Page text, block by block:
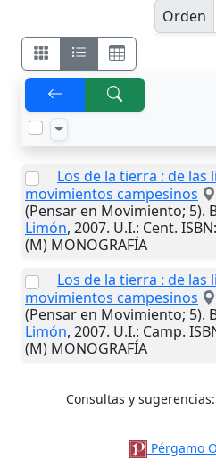
Orden
Los de la tierra : de las
movimientos campesinos
(Pensar en Movimiento; 5).
Limón, 2007. U.I.: Cent.
(M) MONOGRAFÍA
Los de la tierra : de las
movimientos campesinos
(Pensar en Movimiento; 5).
Limón, 2007. U.I.: Camp.
(M) MONOGRAFÍA
Consultas y sugerencias:
Pérgamo